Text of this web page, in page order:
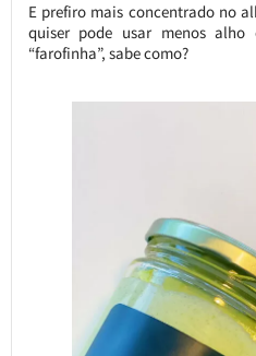
E prefiro mais concentrado no
quiser pode usar menos
“farofinha”, sabe como?